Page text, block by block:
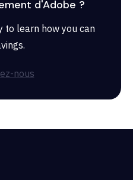
d'Adobe ?
to learn how you can
nous